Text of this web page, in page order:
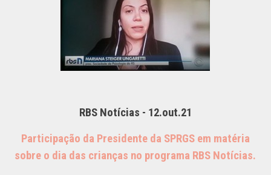
RBS Notícias - 12.out.21
Participação da Presidente da SPRGS em matéria
sobre o dia das crianças no programa RBS Notícias.